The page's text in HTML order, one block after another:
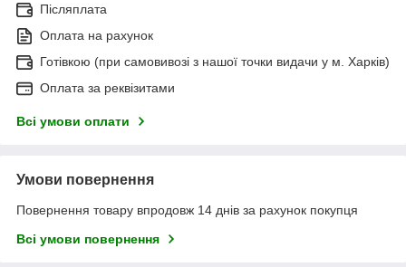
Післяплата
Оплата на рахунок
Готівкою (при самовивозі з нашої точки видачи у м. Харків)
Оплата за реквізитами
Всі умови оплати
Умови повернення
Повернення товару впродовж 14 днів за рахунок покупця
Всі умови повернення